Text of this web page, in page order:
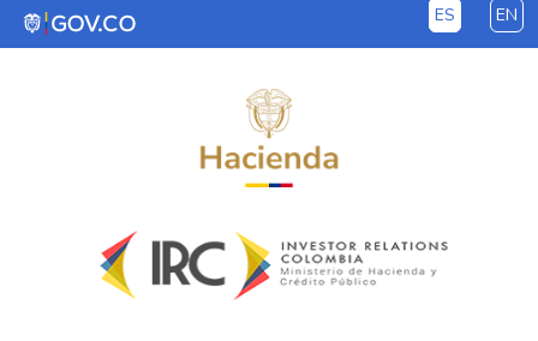
Saltar al contenido principal ES EN